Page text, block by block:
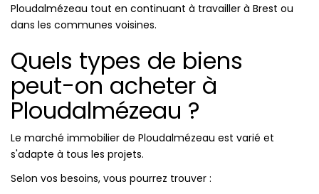
Ploudalmézeau tout en continuant à travailler à Brest ou
dans les communes voisines.
Quels types de biens
peut-on acheter à
Ploudalmézeau ?
Le marché immobilier de Ploudalmézeau est varié et
s'adapte à tous les projets.
Selon vos besoins, vous pourrez trouver :